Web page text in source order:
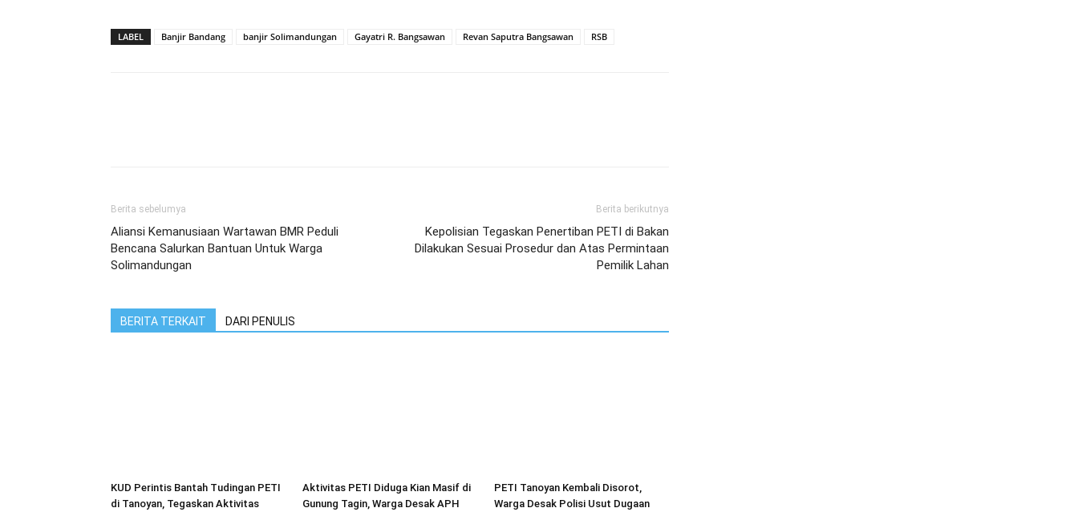
LABEL Banjir Bandang banjir Solimandungan Gayatri R. Bangsawan Revan Saputra Bangsawan RSB
Berita sebelumya
Aliansi Kemanusiaan Wartawan BMR Peduli
Bencana Salurkan Bantuan Untuk Warga
Solimandungan
Berita berikutnya
Kepolisian Tegaskan Penertiban PETI di Bakan
Dilakukan Sesuai Prosedur dan Atas Permintaan
Pemilik Lahan
BERITA TERKAIT DARI PENULIS
KUD Perintis Bantah Tudingan PETI
di Tanoyan, Tegaskan Aktivitas
Aktivitas PETI Diduga Kian Masif di
Gunung Tagin, Warga Desak APH
PETI Tanoyan Kembali Disorot,
Warga Desak Polisi Usut Dugaan